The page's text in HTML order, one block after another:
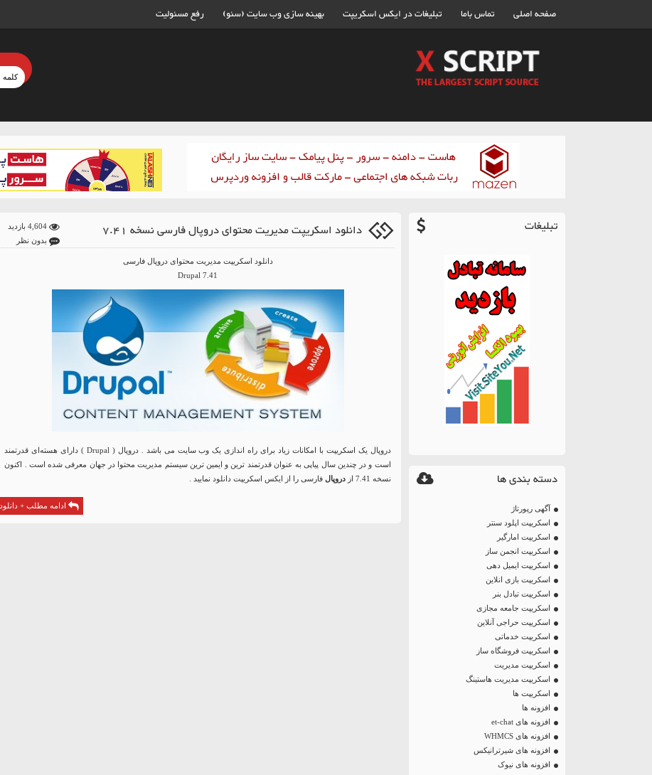
صفحه اصلی تماس باما تبلیغات در ایکس اسکریپت بهینه سازی وب سایت (سئو) رفع مسئولیت
تبلیغات
دسته بندی ها
آگهی رپورتاژ
اسکریپت اپلود سنتر
اسکریپت امارگیر
اسکریپت انجمن ساز
اسکریپت ایمیل دهی
اسکریپت بازی انلاین
اسکریپت تبادل بنر
اسکریپت جامعه مجازی
اسکریپت حراجی آنلاین
اسکریپت خدماتی
اسکریپت فروشگاه ساز
اسکریپت مدیریت
اسکریپت مدیریت هاستینگ
اسکریپت ها
افزونه ها
افزونه های et-chat
افزونه های WHMCS
افزونه های شیرترانیکس
افزونه های نیوک
دانلود اسکریپت مدیریت محتوای دروپال فارسی نسخه 7.41
4,604 بازدید
بدون نظر
دانلود اسکریپت مدیریت محتوای دروپال فارسی
Drupal 7.41
دروپال یک اسکریپت با امکانات زیاد برای راه اندازی یک وب سایت می باشد . دروپال ( Drupal ) دارای هسته‌ای قدرتمند
است و در چندین سال پیاپی به عنوان قدرتمند ترین و ایمین ترین سیستم مدیریت محتوا در جهان معرفی شده است . اکنون
نسخه 7.41 از
دروپال فارسی را از ایکس اسکریپت دانلود نمایید .
ادامه مطلب + دانلود